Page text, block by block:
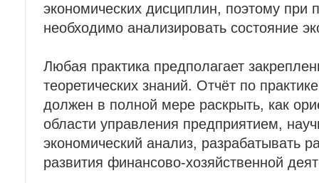
экономических дисциплин, поэтому при
необходимо анализировать состояние
Любая практика предполагает
теоретических знаний. Отчёт по
должен в полной мере раскрыть, как
области управления предприятием,
экономический анализ, разрабатывать
развития финансово-хозяйственной